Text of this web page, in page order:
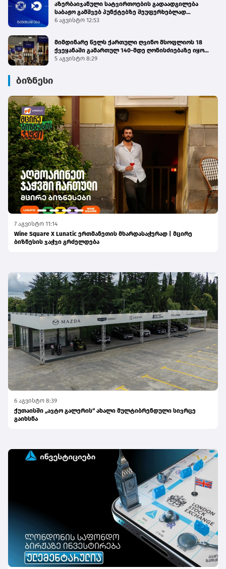
აზერბაიჯანული სატვირთოების გადაადგილება
საბაჟო გამშვებ პუნქტებზე შეუფერხებლად
მიმდინარეობს - შემოსავლების სამსახური
6 აგვისტო 12:53
მიმდინარე წელს ქართული ღვინო მსოფლიოს 18
ქვეყანაში გამართულ 140-მდე ღონისძიებაზე იყო
წარმოდგენილი
5 აგვისტო 8:29
ბიზნესი
7 აგვისტო 11:14
Wine Square X Lunatic ერთმანეთის მხარდასაჭერად | მცირე
ბიზნესის ჯაჭვი გრძელდება
6 აგვისტო 8:39
ქუთაისში „ავტო გალერის“ ახალი მულტიბრენდული სივრცე
გაიხსნა